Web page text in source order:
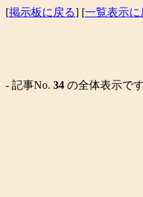
[掲示板に戻る] [一覧表示に
- 記事No. 34 の全体表示です